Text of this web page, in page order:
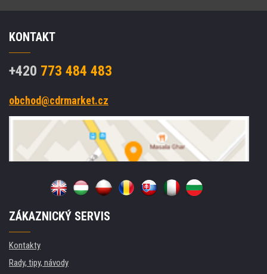
KONTAKT
+420 773 484 483
obchod@cdrmarket.cz
ZÁKAZNICKÝ SERVIS
Kontakty
Rady, tipy, návody